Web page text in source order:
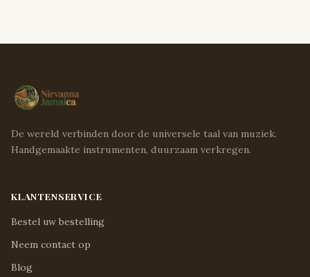
De wereld verbinden door de universele taal van muziek.
Handgemaakte instrumenten, duurzaam verkregen.
KLANTENSERVICE
Bestel uw bestelling
Neem contact op
Blog